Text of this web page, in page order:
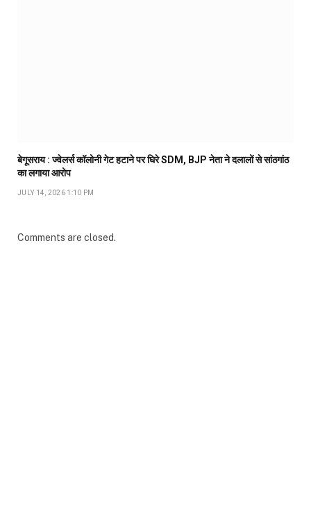
बेगूसराय : ज्वेलर्स कॉलोनी गेट हटाने पर घिरे SDM, BJP नेता ने दलालों से सांठगांठ
का लगाया आरोप
JULY 14, 2026 1:10 PM
Comments are closed.